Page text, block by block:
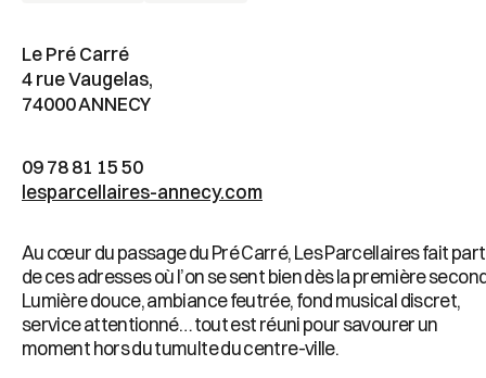
Le Pré Carré
4 rue Vaugelas,
74000 ANNECY
09 78 81 15 50
lesparcellaires-annecy.com
Au cœur du passage du Pré Carré, Les Parcellaires fait
de ces adresses où l’on se sent bien dès la première
Lumière douce, ambiance feutrée, fond musical discret,
service attentionné… tout est réuni pour savourer un
moment hors du tumulte du centre-ville.